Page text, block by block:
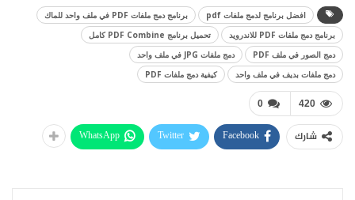
افضل برنامج لدمج ملفات pdf
برنامج دمج ملفات PDF في ملف واحد للماك
برنامج دمج ملفات PDF للاندرويد
تحميل برنامج PDF Combine كامل
دمج الصور في ملف PDF
دمج ملفات JPG في ملف واحد
دمج ملفات بديف في ملف واحد
كيفية دمج ملفات PDF
0 420
شارك Facebook
Twitter
WhatsApp